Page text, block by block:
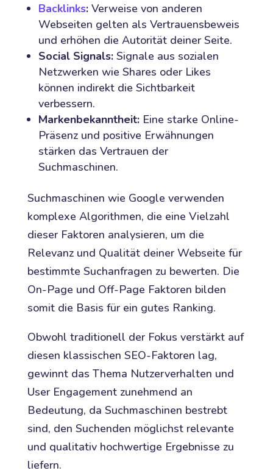
Backlinks:Verweise von anderen
Webseiten gelten als Vertrauensbeweis
und erhöhen die Autorität deiner Seite.
Social Signals:Signale aus sozialen
Netzwerken wie Shares oder Likes
können indirekt die Sichtbarkeit
verbessern.
Markenbekanntheit:Eine starke Online-
Präsenz und positive Erwähnungen
stärken das Vertrauen der
Suchmaschinen.
Suchmaschinen wie Google verwenden
komplexe Algorithmen, die eine Vielzahl
dieser Faktoren analysieren, um die
Relevanz und Qualität deiner Webseite für
bestimmte Suchanfragen zu bewerten. Die
On-Page und Off-Page Faktoren bilden
somit die Basis für ein gutes Ranking.
Obwohl traditionell der Fokus verstärkt auf
diesen klassischen SEO-Faktoren lag,
gewinnt das Thema Nutzerverhalten und
User Engagement zunehmend an
Bedeutung, da Suchmaschinen bestrebt
sind, den Suchenden möglichst relevante
und qualitativ hochwertige Ergebnisse zu
liefern.